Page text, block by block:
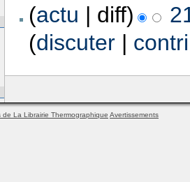
(actu | diff)
(discuter|
de La Librairie Thermographique Avertissements